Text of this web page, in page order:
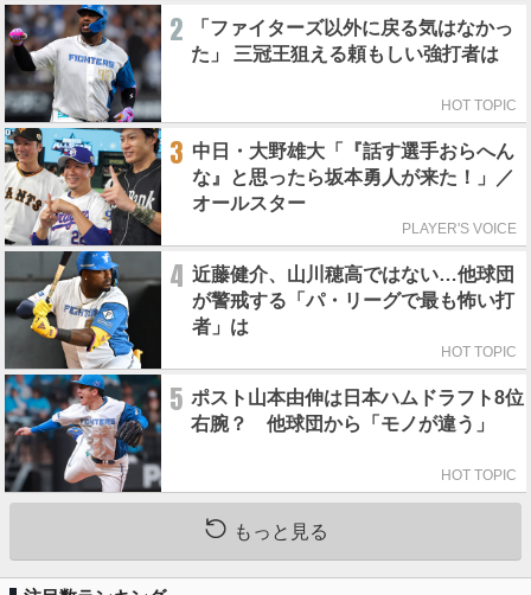
2
「ファイターズ以外に戻る気はなかっ
た」 三冠王狙える頼もしい強打者は
HOT TOPIC
3 中日・大野雄大「『話す選手おらへん
な』と思ったら坂本勇人が来た！」／
オールスター
PLAYER'S VOICE
4 近藤健介、山川穂高ではない…他球団
が警戒する「パ・リーグで最も怖い打
者」は
HOT TOPIC
5 ポスト山本由伸は日本ハムドラフト8位
右腕？ 他球団から「モノが違う」
HOT TOPIC
もっと見る